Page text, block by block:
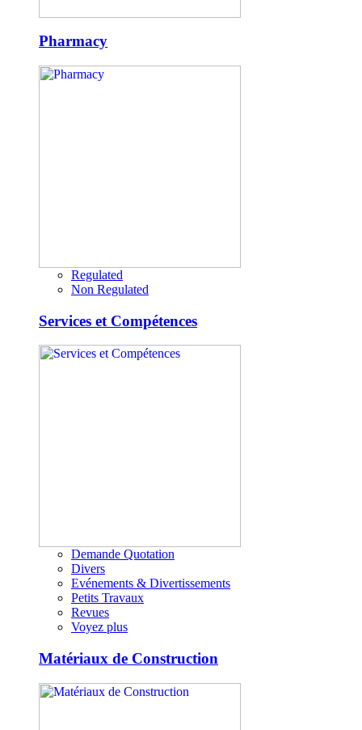
Pharmacy
Regulated
Non Regulated
Services et Compétences
Demande Quotation
Divers
Evénements & Divertissements
Petits Travaux
Revues
Voyez plus
Matériaux de Construction